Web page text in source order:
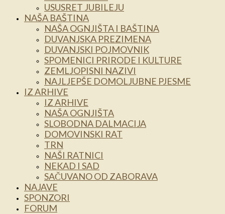
USUSRET JUBILEJU
NAŠA BAŠTINA
NAŠA OGNJIŠTA I BAŠTINA
DUVANJSKA PREZIMENA
DUVANJSKI POJMOVNIK
SPOMENICI PRIRODE I KULTURE
ZEMLJOPISNI NAZIVI
NAJLJEPŠE DOMOLJUBNE PJESME
IZ ARHIVE
IZ ARHIVE
NAŠA OGNJIŠTA
SLOBODNA DALMACIJA
DOMOVINSKI RAT
TRN
NAŠI RATNICI
NEKAD I SAD
SAČUVANO OD ZABORAVA
NAJAVE
SPONZORI
FORUM